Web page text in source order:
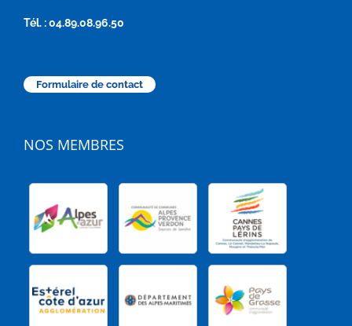
Tél. : 04.89.08.96.50
Formulaire de contact
NOS MEMBRES